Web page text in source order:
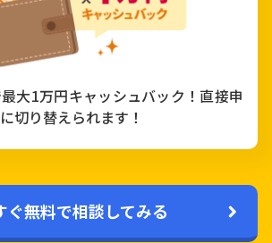
大1万円キャッシュバック！直接申
切り替えられます！
ぐ無料で相談してみる